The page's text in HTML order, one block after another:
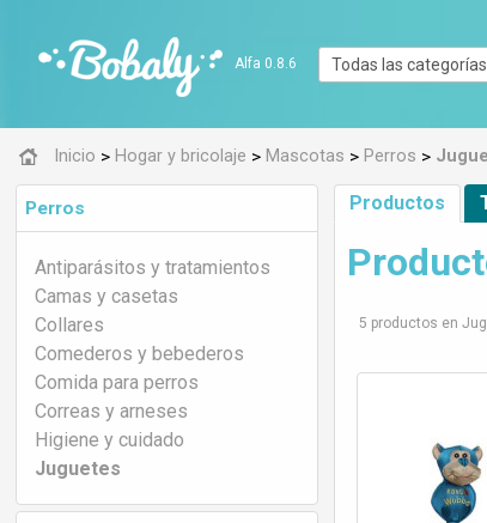
Alfa 0.8.6
Inicio > Hogar y bricolaje > Mascotas > Perros >
Perros
Antiparásitos y tratamientos
Camas y casetas
Collares
Comederos y bebederos
Comida para perros
Correas y arneses
Higiene y cuidado
Juguetes
Productos
5 productos en